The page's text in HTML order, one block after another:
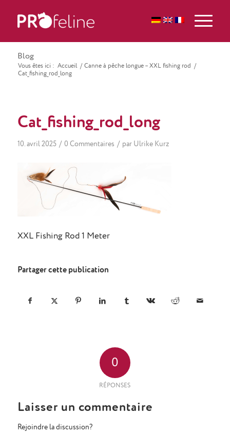
Blog
Vous êtes ici : Accueil / Canne à pêche longue – XXL fishing rod
/
Cat_fishing_rod_long
Cat_fishing_rod_long
10. avril 2025 / 0 Commentaires / par Ulrike Kurz
XXL Fishing Rod 1 Meter
Partager cette publication
0
RÉPONSES
Laisser un commentaire
Rejoindre la discussion?